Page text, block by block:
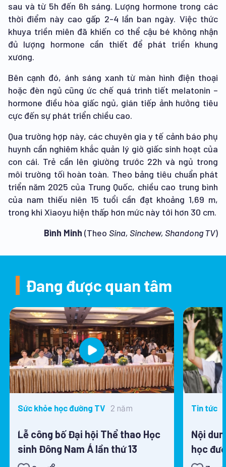
sau và từ 5h đến 6h sáng. Lượng hormone trong các
thời điểm này cao gấp 2-4 lần ban ngày. Việc thức
khuya triền miên đã khiến cơ thể cậu bé không nhận
đủ lượng hormone cần thiết để phát triển khung
xương.
Bên cạnh đó, ánh sáng xanh từ màn hình điện thoại
hoặc đèn ngủ cũng ức chế quá trình tiết melatonin –
hormone điều hòa giấc ngủ, gián tiếp ảnh hưởng tiêu
cực đến sự phát triển chiều cao.
Qua trường hợp này, các chuyên gia y tế cảnh báo phụ
huynh cần nghiêm khắc quản lý giờ giấc sinh hoạt của
con cái. Trẻ cần lên giường trước 22h và ngủ trong
môi trường tối hoàn toàn. Theo bảng tiêu chuẩn phát
triển năm 2025 của Trung Quốc, chiều cao trung bình
của nam thiếu niên 15 tuổi cần đạt khoảng 1,69 m,
trong khi Xiaoyu hiện thấp hơn mức này tới hơn 30 cm.
Bình Minh (Theo Sina, Sinchew, Shandong TV)
Đang được quan tâm
Sức khỏe học đường TV 2 năm
Lễ công bố Đại hội Thể thao Học
sinh Đông Nam Á lần thứ 13
Tin tức
Nội
học